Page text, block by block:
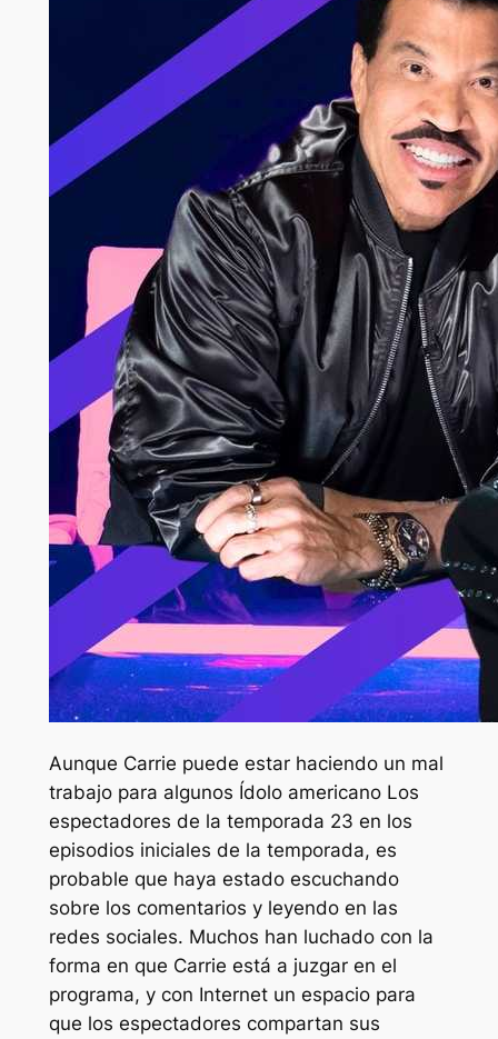
Aunque Carrie puede estar haciendo un mal
trabajo para algunos Ídolo americano Los
espectadores de la temporada 23 en los
episodios iniciales de la temporada, es
probable que haya estado escuchando
sobre los comentarios y leyendo en las
redes sociales. Muchos han luchado con la
forma en que Carrie está a juzgar en el
programa, y ​​con Internet un espacio para
que los espectadores compartan sus